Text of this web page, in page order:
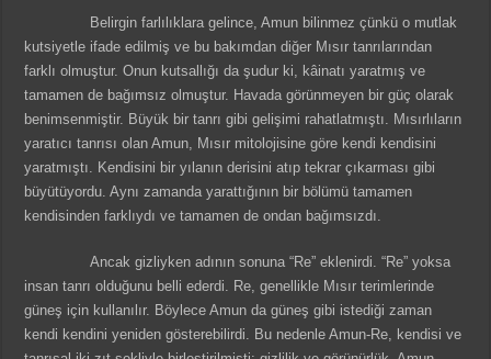
Belirgin farlılıklara gelince, Amun bilinmez çünkü o mutlak
kutsiyetle ifade edilmiş ve bu bakımdan diğer Mısır tanrılarından
farklı olmuştur. Onun kutsallığı da şudur ki, kâinatı yaratmış ve
tamamen de bağımsız olmuştur. Havada görünmeyen bir güç olarak
benimsenmiştir. Büyük bir tanrı gibi gelişimi rahatlatmıştı. Mısırlıların
yaratıcı tanrısı olan Amun, Mısır mitolojisine göre kendi kendisini
yaratmıştı. Kendisini bir yılanın derisini atıp tekrar çıkarması gibi
büyütüyordu. Aynı zamanda yarattığının bir bölümü tamamen
kendisinden farklıydı ve tamamen de ondan bağımsızdı.
Ancak gizliyken adının sonuna “Re” eklenirdi. “Re” yoksa
insan tanrı olduğunu belli ederdi. Re, genellikle Mısır terimlerinde
güneş için kullanılır. Böylece Amun da güneş gibi istediği zaman
kendi kendini yeniden gösterebilirdi. Bu nedenle Amun-Re, kendisi ve